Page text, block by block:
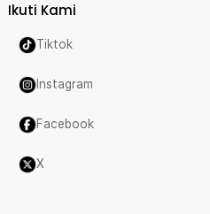
Ikuti Kami
Tiktok
Instagram
Facebook
X